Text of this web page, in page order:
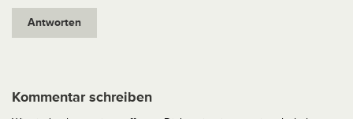
Antworten
Kommentar schreiben